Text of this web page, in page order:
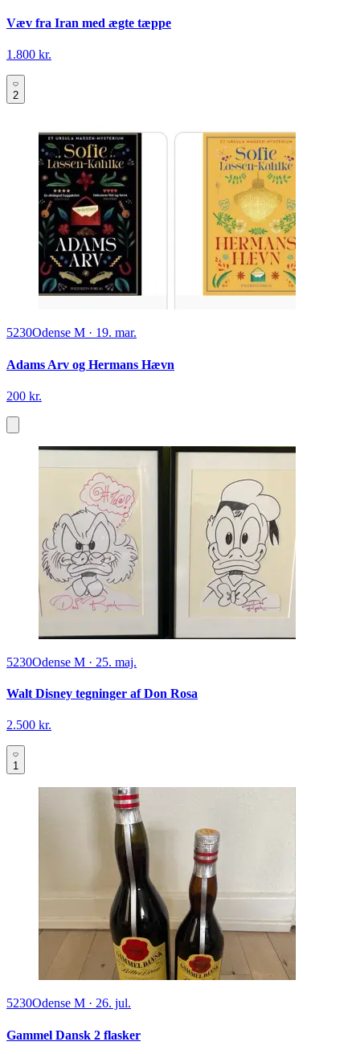
Væv fra Iran med ægte tæppe
1.800 kr.
2
5230Odense M · 19. mar.
Adams Arv og Hermans Hævn
200 kr.
5230Odense M · 25. maj.
Walt Disney tegninger af Don Rosa
2.500 kr.
1
5230Odense M · 26. jul.
Gammel Dansk 2 flasker